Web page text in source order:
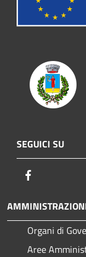
SEGUICI SU
Organi di
Aree